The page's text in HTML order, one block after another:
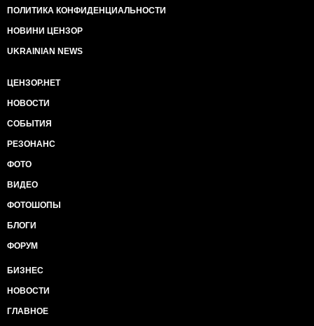
ПОЛИТИКА КОНФИДЕНЦИАЛЬНОСТИ
НОВИНИ ЦЕНЗОР
UKRAINIAN NEWS
ЦЕНЗОР.НЕТ
НОВОСТИ
СОБЫТИЯ
РЕЗОНАНС
ФОТО
ВИДЕО
ФОТОШОПЫ
БЛОГИ
ФОРУМ
БИЗНЕС
НОВОСТИ
ГЛАВНОЕ